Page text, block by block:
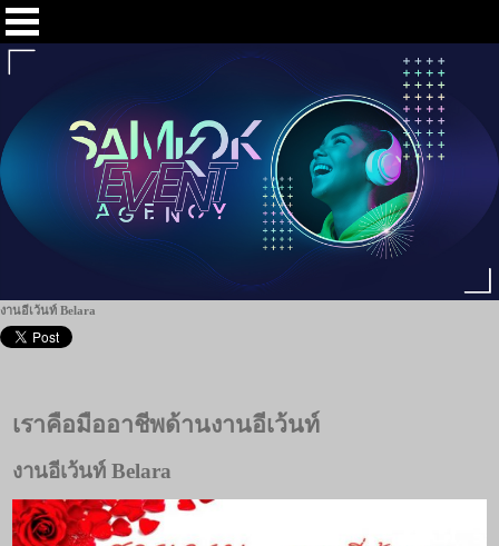
งานอีเว้นท์ Belara
เราคือมืออาชีพด้านงานอีเว้นท์
งานอีเว้นท์ Belara